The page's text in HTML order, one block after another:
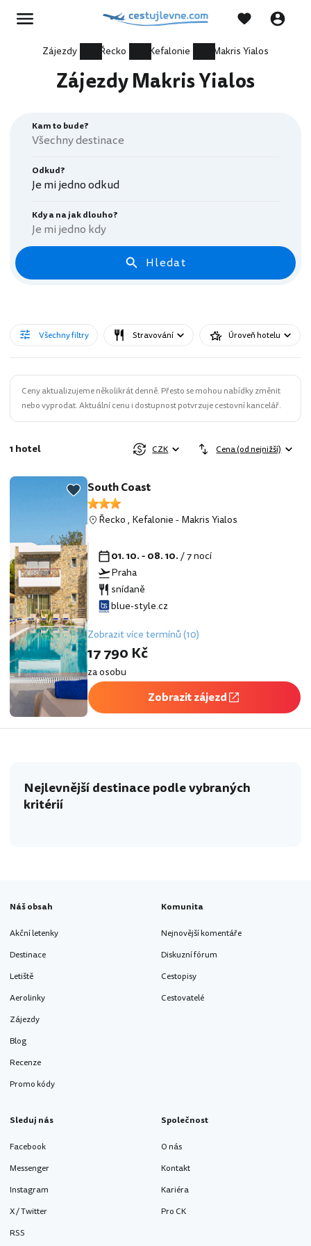
Zájezdy Řecko Kefalonie Makris Yialos
Zájezdy Makris Yialos
Kam to bude?
Odkud?
Je mi jedno odkud
Kdy a na jak dlouho?
Je mi jedno kdy
Hledat
Všechny filtry Stravování Úroveň hotelu
Ceny aktualizujeme několikrát denně. Přesto se mohou nabídky změnit
nebo vyprodat. Aktuální cenu i dostupnost potvrzuje cestovní kancelář.
1 hotel CZK Cena (od nejnižší)
South Coast
Řecko, Kefalonie-Makris Yialos
01. 10. - 08. 10./ 7 nocí
Praha
snídaně
blue-style.cz
Zobrazit více termínů (10)
17 790 Kč
za osobu
Zobrazit zájezd
Nejlevnější destinace podle vybraných
kritérií
Náš obsah
Akční letenky
Destinace
Letiště
Aerolinky
Zájezdy
Blog
Recenze
Promo kódy
Komunita
Nejnovější komentáře
Diskuzní fórum
Cestopisy
Cestovatelé
Sleduj nás
Facebook
Messenger
Instagram
X / Twitter
RSS
Společnost
O nás
Kontakt
Kariéra
Pro CK